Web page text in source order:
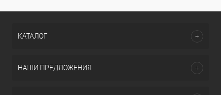
КАТАЛОГ
НАШИ ПРЕДЛОЖЕНИЯ